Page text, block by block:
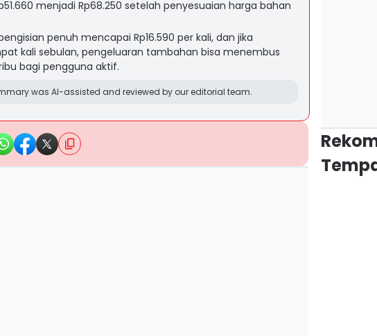
menjadi Rp68.250 setelah penyesuaian harga bahan
penuh mencapai Rp16.590 per kali, dan jika
kali sebulan, pengeluaran tambahan bisa menembus
bagi pengguna aktif.
was AI-assisted and reviewed by our editorial team.